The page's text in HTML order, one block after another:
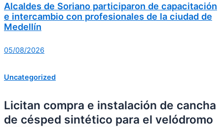
Alcaldes de Soriano participaron de capacitación
e intercambio con profesionales de la ciudad de
Medellín
05/08/2026
Uncategorized
Licitan compra e instalación de cancha
de césped sintético para el velódromo